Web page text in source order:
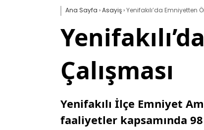
Ana Sayfa ›Asayiş›Yenifakılı’da Emniyetten
Çalışması
Yenifakılı İlçe Emniyet
faaliyetler kapsamında